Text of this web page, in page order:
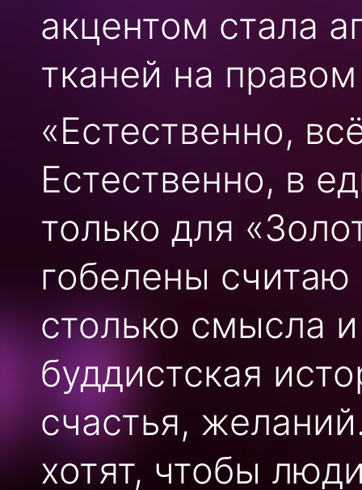
акцентом стала
тканей на
«Естественно,
Естественно, в
только для
гобелены
столько смысла
буддистская
счастья,
хотят, чтобы